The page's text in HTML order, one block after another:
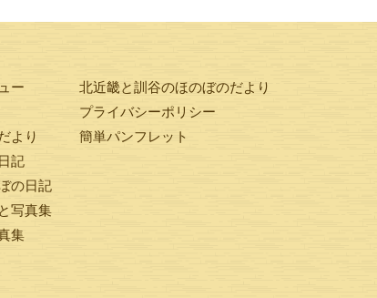
ー
より
記
の日記
写真集
集
北近畿と訓谷のほのぼのだより
プライバシーポリシー
簡単パンフレット